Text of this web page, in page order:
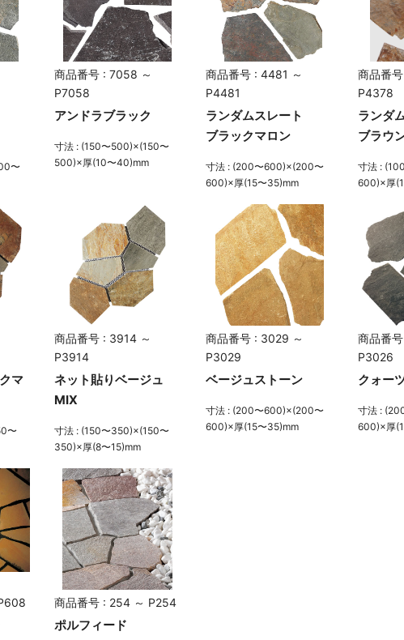
〜
商品番号 : 7058 ～
P7058
アンドラブラック
寸法 : (150〜500)×(150〜
500)×厚(10〜40)mm
商品番号 : 4481 ～
P4481
ランダムスレート
ブラックマロン
寸法 : (200〜600)×(200〜
600)×厚(15〜35)mm
商品番
P4378
ランダ
ブラウ
寸法 :
600)×厚
マ
〜
商品番号 : 3914 ～
P3914
ネット貼りベージュ
MIX
寸法 : (150〜350)×(150〜
350)×厚(8〜15)mm
商品番号 : 3029 ～
P3029
ベージュストーン
寸法 : (200〜600)×(200〜
600)×厚(15〜35)mm
商品番
P3026
クォー
寸法 :
600)×厚
商品番号 : 254 ～ P254
ポルフィード